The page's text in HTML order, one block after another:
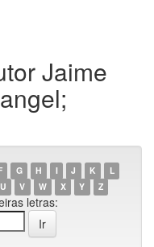
Jaime
G H I J K
L
U V W X Y Z
letras: